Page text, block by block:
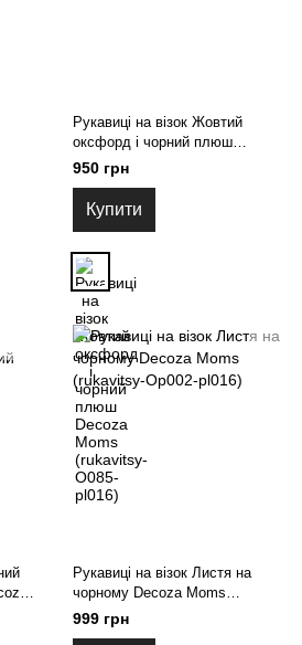
Рукавиці на візок Жовтий
оксфорд і чорний плюш
Decoza Moms (rukavitsy-O085-
950 грн
Купити
Рукавиці на візок Листя на
чорному Decoza Moms
(rukavitsy-Op002-pl016)
999 грн